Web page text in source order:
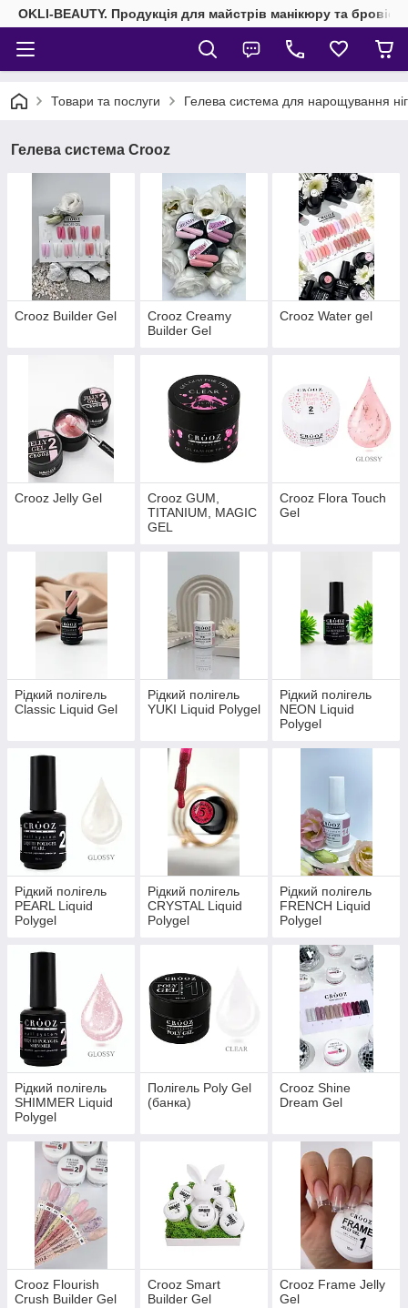
OKLI-BEAUTY. Продукція для майстрів манікюру та
Товари та послуги Гелева система для нарощування
Гелева система Crooz
Crooz Builder Gel
Crooz Creamy
Builder Gel
Crooz Water gel
Crooz Jelly Gel
Crooz GUM,
TITANIUM, MAGIC
GEL
Crooz Flora Touch
Gel
Рідкий полігель
Classic Liquid Gel
Рідкий полігель
YUKI Liquid Polygel
Рідкий полігель
NEON Liquid
Polygel
Рідкий полігель
PEARL Liquid
Polygel
Рідкий полігель
CRYSTAL Liquid
Polygel
Рідкий полігель
FRENCH Liquid
Polygel
Рідкий полігель
SHIMMER Liquid
Polygel
Полігель Poly Gel
(банка)
Crooz Shine
Dream Gel
Crooz Flourish
Crush Builder Gel
Crooz Smart
Builder Gel
Crooz Frame Jelly
Gel